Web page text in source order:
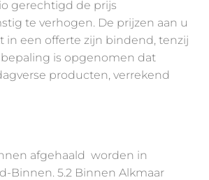
gerechtigd de prijs
te verhogen. De prijzen aan u
in een offerte zijn bindend, tenzij
is opgenomen dat
producten, verrekend
afgehaald worden in
Binnen. 5.2 Binnen Alkmaar